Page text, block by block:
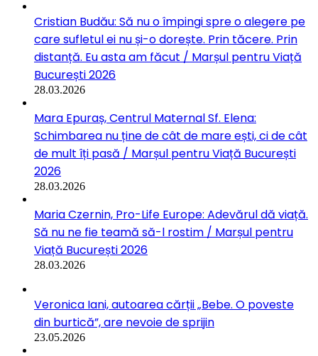
Cristian Budău: Să nu o împingi spre o alegere pe
care sufletul ei nu și-o dorește. Prin tăcere. Prin
distanță. Eu asta am făcut / Marșul pentru Viață
București 2026
28.03.2026
Mara Epuraș, Centrul Maternal Sf. Elena:
Schimbarea nu ține de cât de mare ești, ci de cât
de mult îți pasă / Marșul pentru Viață București
2026
28.03.2026
Maria Czernin, Pro-Life Europe: Adevărul dă viață.
Să nu ne fie teamă să-l rostim / Marșul pentru
Viață București 2026
28.03.2026
Veronica Iani, autoarea cărții „Bebe. O poveste
din burtică”, are nevoie de sprijin
23.05.2026